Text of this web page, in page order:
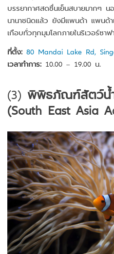
บรรยากาศสดชื่นเย็นสบายมากๆ
นานาชนิดแล้ว ยังมีแพนด้า แพนด้
เกือบทั่วทุกมุมโลกภายในริเวอร์ซา
ที่ตั้ง: 80 Mandai Lake Rd,
เวลาทำการ: 10.00 – 19.00 น.
(3) พิพิธภัณฑ์สัตว์น้ำ
(South East Asia